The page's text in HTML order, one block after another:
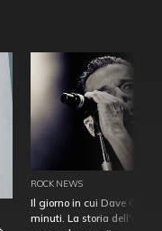
ROCK NEWS
Il giorno in cui Dave
minuti. La storia